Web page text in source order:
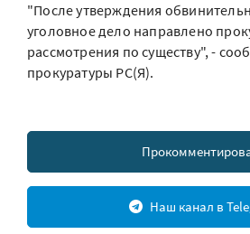
"После утверждения
уголовное дело направлено
рассмотрения по существу", -
прокуратуры РС(Я).
Наш канал в